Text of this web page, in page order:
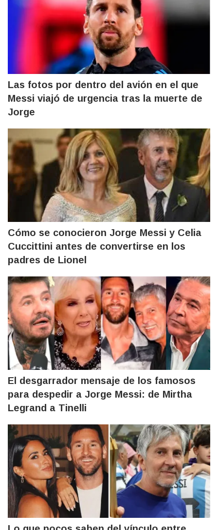
Las fotos por dentro del avión en el que
Messi viajó de urgencia tras la muerte de
Jorge
Cómo se conocieron Jorge Messi y Celia
Cuccittini antes de convertirse en los
padres de Lionel
El desgarrador mensaje de los famosos
para despedir a Jorge Messi: de Mirtha
Legrand a Tinelli